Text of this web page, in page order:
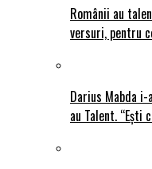
Românii au
versuri, pentru
Darius Mabda
au Talent.